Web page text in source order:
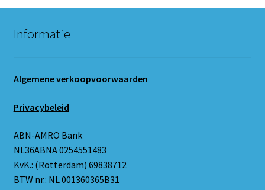
Informatie
Algemene verkoopvoorwaarden
Privacybeleid
ABN-AMRO Bank
NL36ABNA 0254551483
KvK.: (Rotterdam) 69838712
BTW nr.: NL 001360365B31